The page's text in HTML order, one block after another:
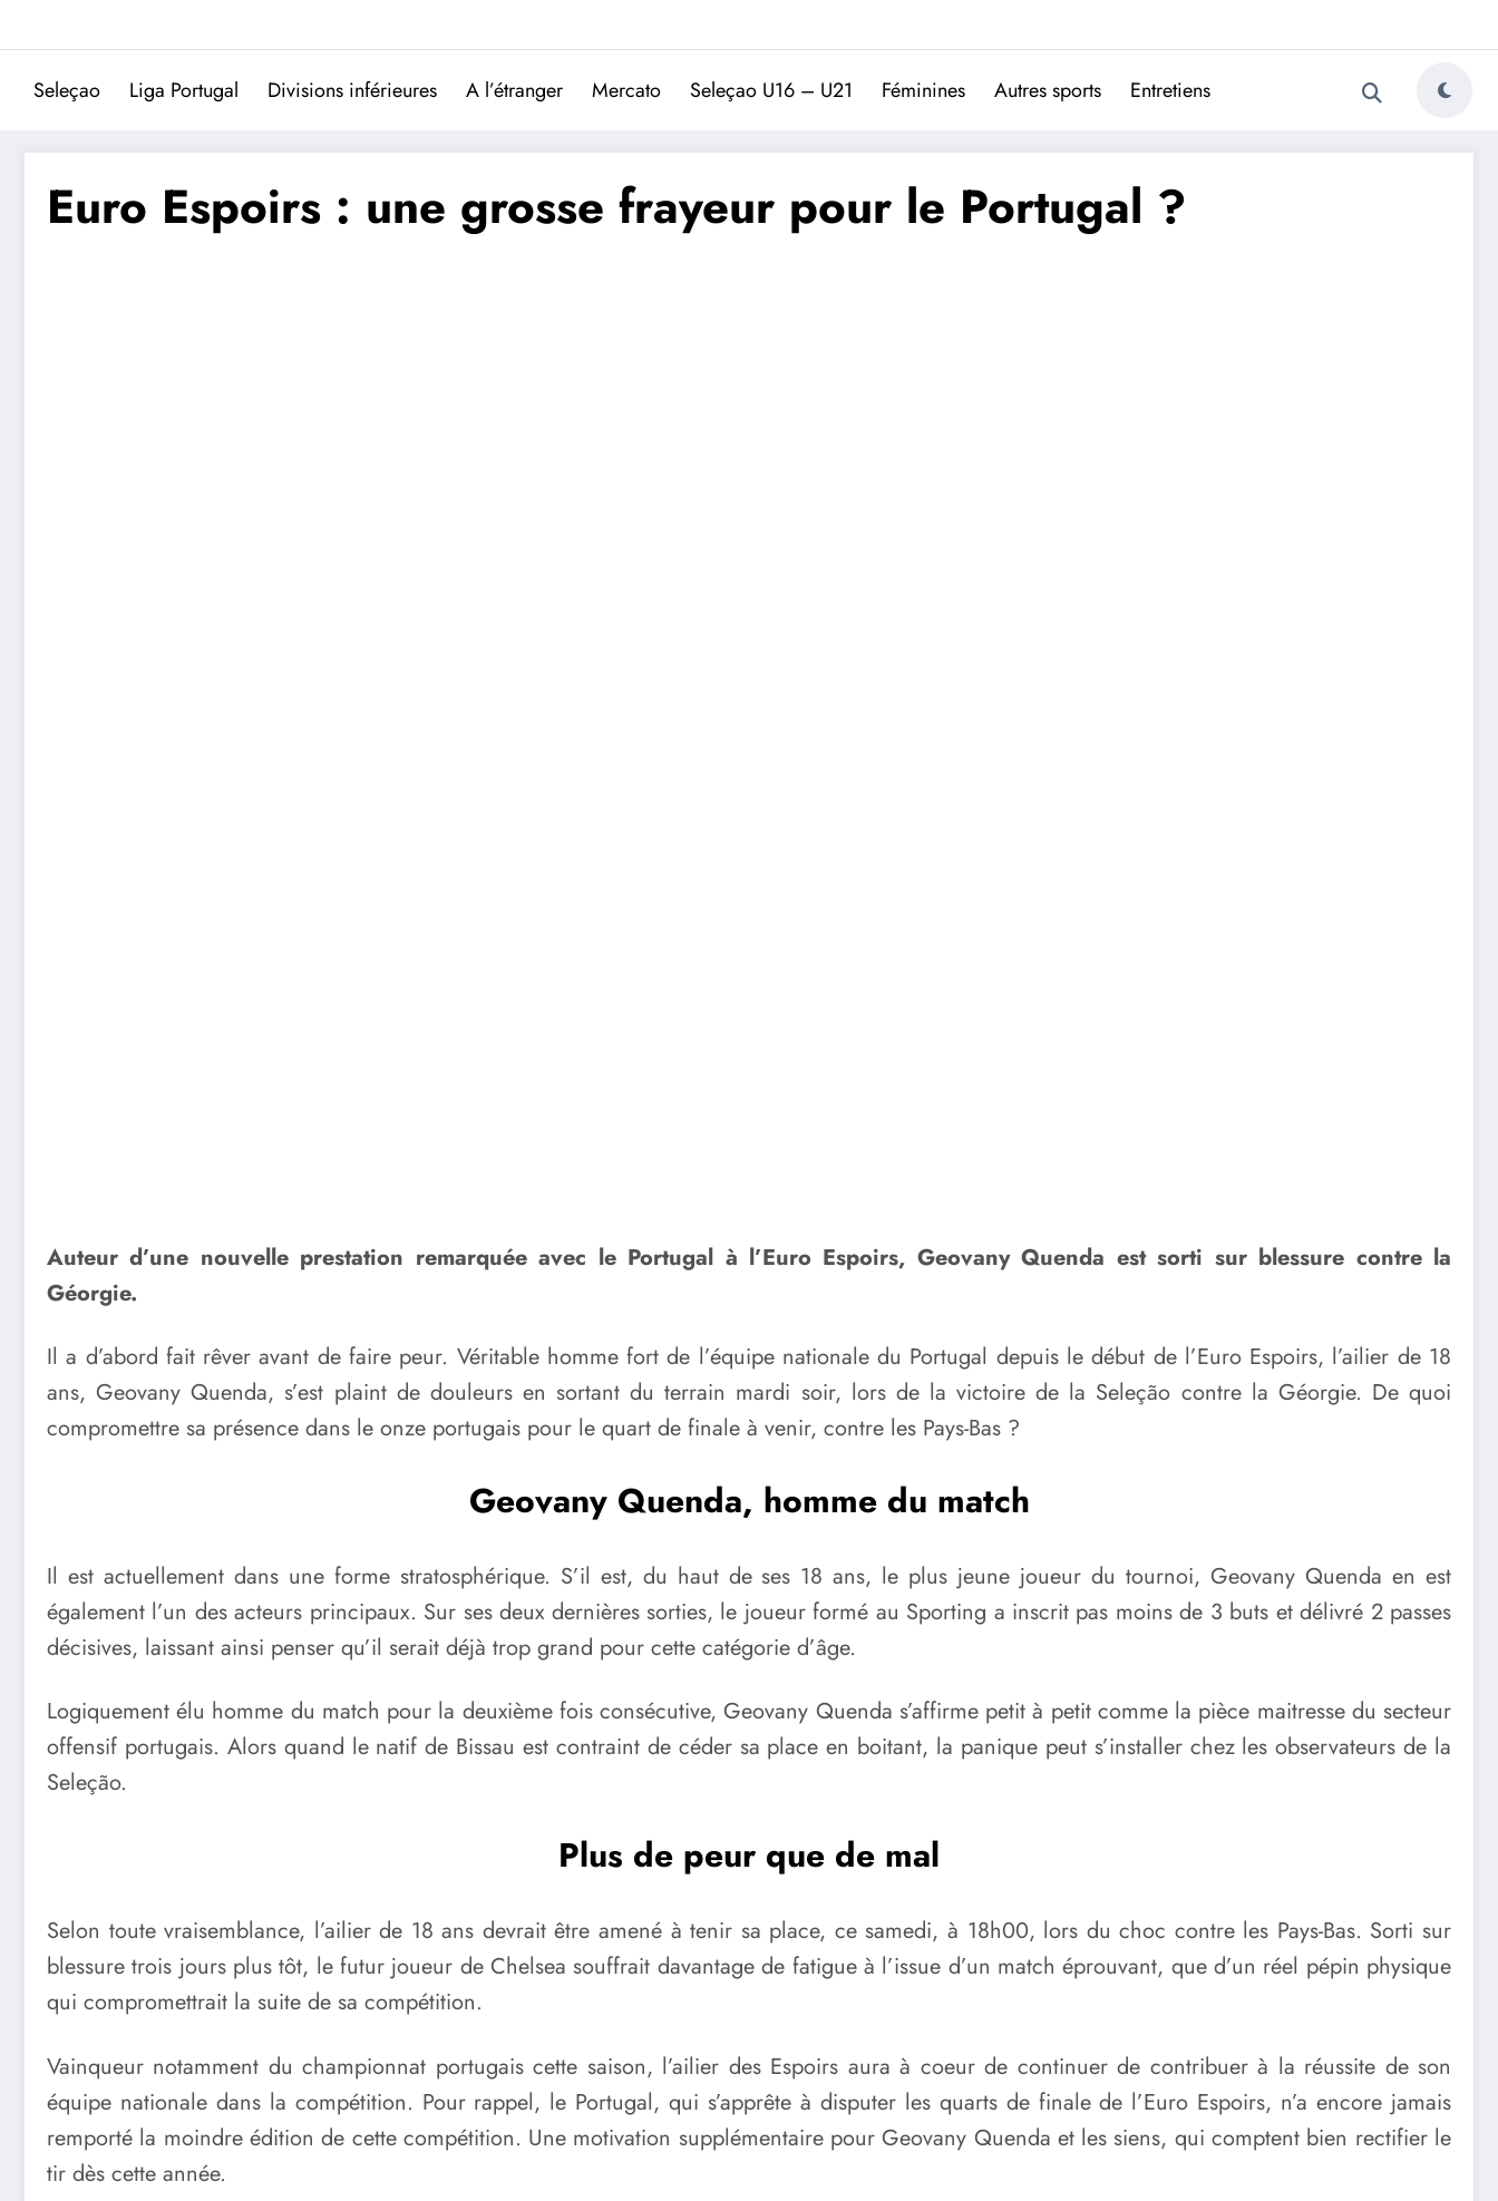
Trivela
L'actualité du football portugais
Seleçao Liga Portugal Divisions inférieures A l’étranger Mercato Seleçao U16 – U21 Féminines Autres sports Entretiens
Euro Espoirs : une grosse frayeur pour le Portugal ?
Auteur d’une nouvelle prestation remarquée avec le Portugal à l’Euro Espoirs, Geovany Quenda est sorti sur blessure contre la
Géorgie.
Il a d’abord fait rêver avant de faire peur. Véritable homme fort de l’équipe nationale du Portugal depuis le début de l’Euro Espoirs, l’ailier de 18
ans, Geovany Quenda, s’est plaint de douleurs en sortant du terrain mardi soir, lors de la victoire de la Seleção contre la Géorgie. De quoi
compromettre sa présence dans le onze portugais pour le quart de finale à venir, contre les Pays-Bas ?
Geovany Quenda, homme du match
Il est actuellement dans une forme stratosphérique. S’il est, du haut de ses 18 ans, le plus jeune joueur du tournoi, Geovany Quenda en est
également l’un des acteurs principaux. Sur ses deux dernières sorties, le joueur formé au Sporting a inscrit pas moins de 3 buts et délivré 2 passes
décisives, laissant ainsi penser qu’il serait déjà trop grand pour cette catégorie d’âge.
Logiquement élu homme du match pour la deuxième fois consécutive, Geovany Quenda s’affirme petit à petit comme la pièce maitresse du secteur
offensif portugais. Alors quand le natif de Bissau est contraint de céder sa place en boitant, la panique peut s’installer chez les observateurs de la
Seleção.
Plus de peur que de mal
Selon toute vraisemblance, l’ailier de 18 ans devrait être amené à tenir sa place, ce samedi, à 18h00, lors du choc contre les Pays-Bas. Sorti sur
blessure trois jours plus tôt, le futur joueur de Chelsea souffrait davantage de fatigue à l’issue d’un match éprouvant, que d’un réel pépin physique
qui compromettrait la suite de sa compétition.
Vainqueur notamment du championnat portugais cette saison, l’ailier des Espoirs aura à coeur de continuer de contribuer à la réussite de son
équipe nationale dans la compétition. Pour rappel, le Portugal, qui s’apprête à disputer les quarts de finale de l’Euro Espoirs, n’a encore jamais
remporté la moindre édition de cette compétition. Une motivation supplémentaire pour Geovany Quenda et les siens, qui comptent bien rectifier le
tir dès cette année.